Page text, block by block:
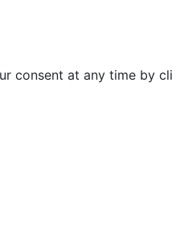
consent at any time by